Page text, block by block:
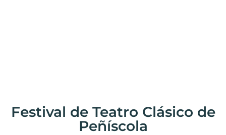
Festival de Teatro Clásico de
Peñíscola